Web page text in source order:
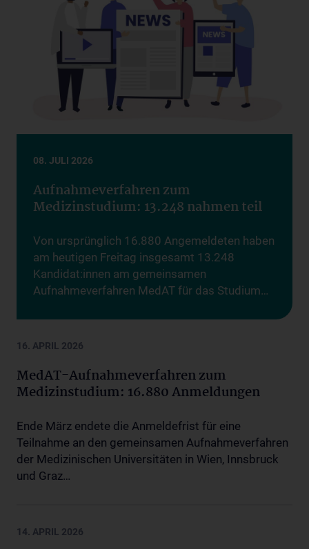
08. JULI 2026
Aufnahmeverfahren zum
Medizinstudium: 13.248 nahmen teil
Von ursprünglich 16.880 Angemeldeten haben
am heutigen Freitag insgesamt 13.248
Kandidat:innen am gemeinsamen
Aufnahmeverfahren MedAT für das Studium…
16. APRIL 2026
MedAT-Aufnahmeverfahren zum
Medizinstudium: 16.880 Anmeldungen
Ende März endete die Anmeldefrist für eine
Teilnahme an den gemeinsamen Aufnahmeverfahren
der Medizinischen Universitäten in Wien, Innsbruck
und Graz…
14. APRIL 2026